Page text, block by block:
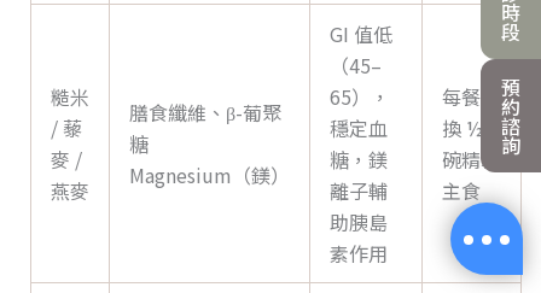
時
段
預
約
諮
詢
糙米
/ 藜
麥 /
燕麥
膳食纖維、β-葡聚
糖
Magnesium（鎂）
GI 值低
（45–
65），
穩定血
糖，鎂
離子輔
助胰島
素作用
每餐替
換 ½
碗精製
主食